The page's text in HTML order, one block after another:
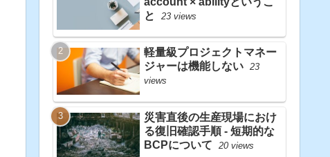
と
23 views
軽量級プロジェクトマネー
ジャーは機能しない 23
views
災害直後の生産現場におけ
る復旧確認手順 - 短期的な
BCPについて
20 views